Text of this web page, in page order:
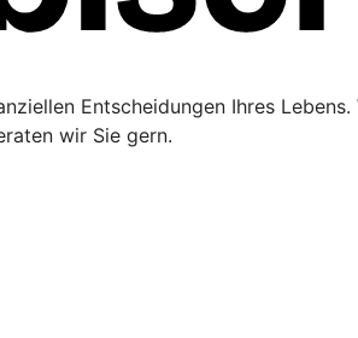
Entscheidungen Ihres
wir Sie gern.